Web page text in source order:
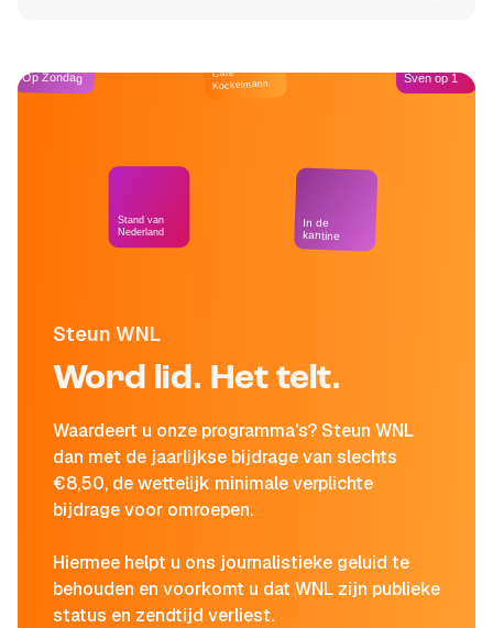
Steun WNL
Word lid. Het telt.
Waardeert u onze programma's? Steun WNL
dan met de jaarlijkse bijdrage van slechts
€8,50, de wettelijk minimale verplichte
bijdrage voor omroepen.
Hiermee helpt u ons journalistieke geluid te
behouden en voorkomt u dat WNL zijn publieke
status en zendtijd verliest.
Op Zondag
Stand van
Nederland
Café
Kockelmann
In de
kantine
Sven op 1